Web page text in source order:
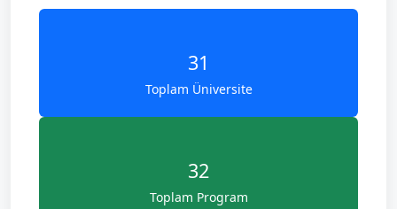
31
Toplam Üniversite
32
Toplam Program